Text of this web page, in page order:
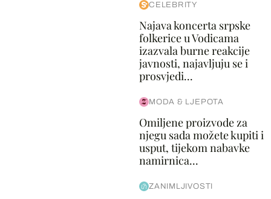
CELEBRITY
Najava koncerta srpske
folkerice u Vodicama
izazvala burne reakcije
javnosti, najavljuju se i
prosvjedi...
MODA & LJEPOTA
Omiljene proizvode za
njegu sada možete kupiti i
usput, tijekom nabavke
namirnica...
ZANIMLJIVOSTI